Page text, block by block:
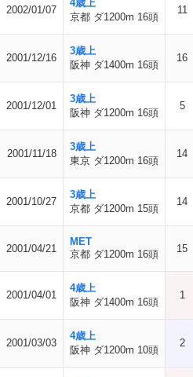
2002/01/07
4歳上
京都 ダ1200m 16頭
11
2001/12/16
3歳上
阪神 ダ1400m 16頭
16
2001/12/01
3歳上
阪神 ダ1200m 16頭
5
2001/11/18
3歳上
東京 ダ1200m 16頭
14
2001/10/27
3歳上
京都 ダ1200m 15頭
14
2001/04/21
MET
京都 ダ1200m 16頭
15
2001/04/01
4歳上
阪神 ダ1400m 16頭
1
2001/03/03
4歳上
阪神 ダ1200m 10頭
2